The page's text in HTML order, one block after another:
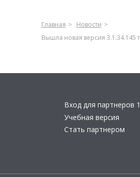
Главная
Новости
Вышла новая версия 3.1.34.145
Вход для партнеров
Учебная версия
Стать партнером